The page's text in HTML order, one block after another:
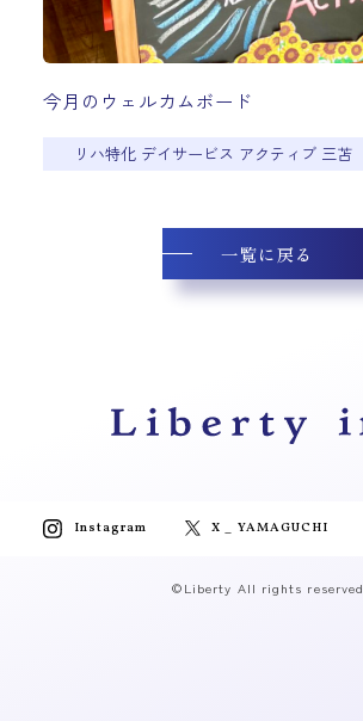
今月のウェルカムボード
リハ特化 デイサービス アクティブ 三苫
一覧に戻る
Instagram X _ YAMAGUCHI
©Liberty All rights reserved